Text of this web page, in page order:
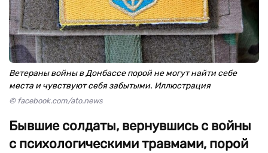
Ветераны войны в Донбассе порой не могут найти себе
места и чувствуют себя забытыми. Иллюстрация
© facebook.com/ato.news
Бывшие солдаты, вернувшись с войны
с психологическими травмами, порой